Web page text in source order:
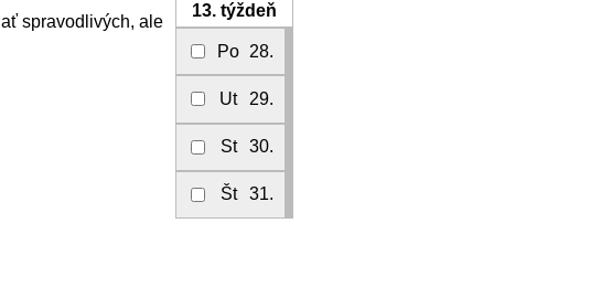
spravodlivých, ale
13.týždeň
Po 28.
Ut 29.
St 30.
Št 31.